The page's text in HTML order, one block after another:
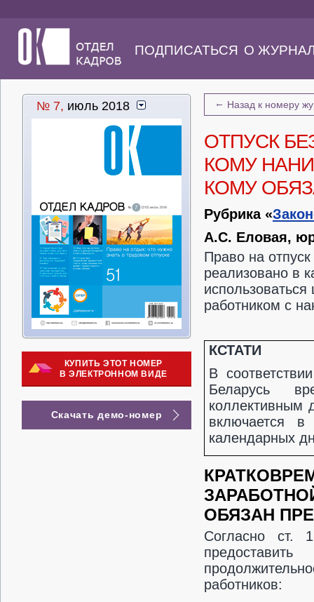
ПОДПИСАТЬСЯ О
№ 7, июль 2018
КУПИТЬ ЭТОТ НОМЕР
В ЭЛЕКТРОННОМ ВИДЕ
Скачать демо-номер
← Назад к номеру
ОТПУСК
КОМУ
КОМУ
Рубрика «
А.С. Еловая,
Право на
реализовано в
работником с
КСТАТИ
В
Беларусь
коллективным
включается
календарных
ОБЯЗАН
Согласно ст.
работников: